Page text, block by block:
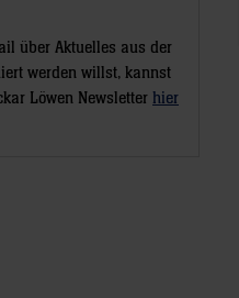
über Aktuelles aus der
werden willst, kannst
Löwen Newsletter hier